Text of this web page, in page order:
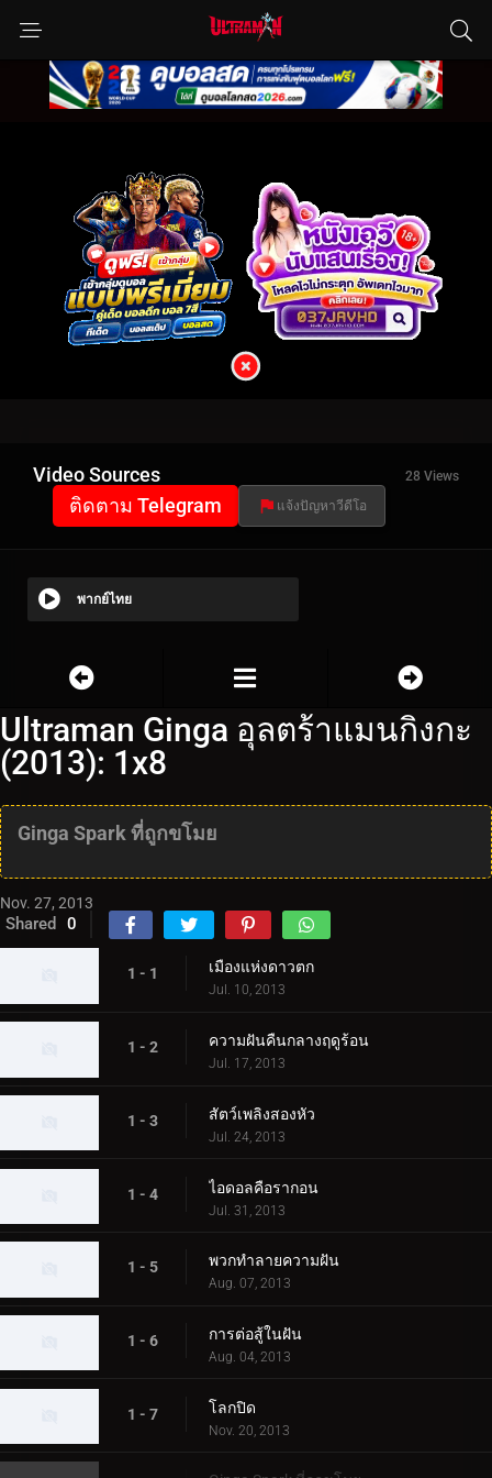
Video Sources 29 Views
ติดตาม Telegram แจ้งปัญหาวีดีโอ
พากย์ไทย
Ultraman Ginga อุลตร้าแมนกิงกะ
(2013): 1x8
Ginga Spark ที่ถูกขโมย
Nov. 27, 2013
Shared 0
1 - 1 เมืองแห่งดาวตก
Jul. 10, 2013
1 - 2 ความฝันคืนกลางฤดูร้อน
Jul. 17, 2013
1 - 3 สัตว์เพลิงสองหัว
Jul. 24, 2013
1 - 4 ไอดอลคือรากอน
Jul. 31, 2013
1 - 5 พวกทำลายความฝัน
Aug. 07, 2013
1 - 6 การต่อสู้ในฝัน
Aug. 04, 2013
1 - 7 โลกปิด
Nov. 20, 2013